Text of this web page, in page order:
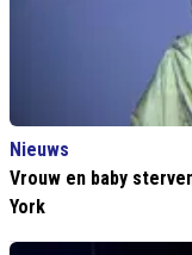
Nieuws
Vrouw en baby
York